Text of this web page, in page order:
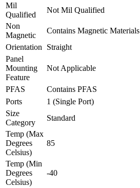
Mil
Qualified
Not Mil Qualified
Non
Magnetic
Contains Magnetic Materials
Orientation
Straight
Panel
Mounting
Feature
Not Applicable
PFAS
Contains PFAS
Ports
1 (Single Port)
Size
Category
Standard
Temp (Max
Degrees
Celsius)
85
Temp (Min
Degrees
Celsius)
-40